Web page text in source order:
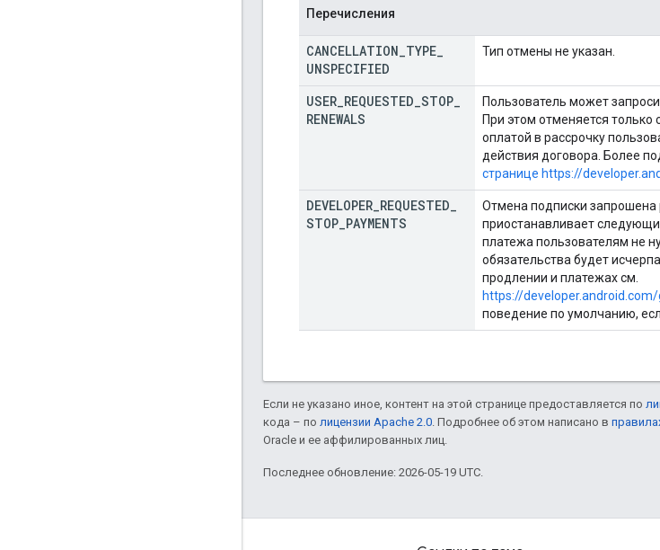
Перечисления
CANCELLATION TYPE
UNSPECIFIED
Тип отмены не указан.
USER REQUESTED STOP
RENEWALS
Пользователь может
При этом отменяется
оплатой в рассрочку
действия договора. Более
странице https://
DEVELOPER REQUESTED
STOP PAYMENTS
Отмена подписки запрошена
приостанавливает
платежа пользователям не
обязательства будет
продлении и платежах см.
https://
поведение по умолчанию,
Если не указано иное, контент на этой странице предоставляется по
кода – по лицензии Apache 2.0 . Подробнее об этом написано в
Oracle и ее аффилированных лиц.
Последнее обновление: 2026-05-19 UTC.